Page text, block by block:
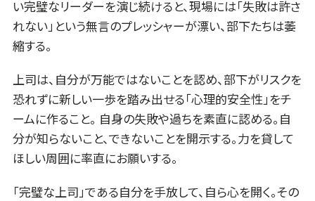
い完璧なリーダーを演じ続けると、現場には「失敗は許さ
れない」という無言のプレッシャーが漂い、部下たちは萎
縮する。
上司は、自分が万能ではないことを認め、部下がリスクを
恐れずに新しい一歩を踏み出せる「心理的安全性」をチ
ームに作ること。 自身の失敗や過ちを素直に認める。自
分が知らないこと、できないことを開示する。力を貸して
ほしい周囲に率直にお願いする。
「完璧な上司」である自分を手放して、自ら心を開く。その